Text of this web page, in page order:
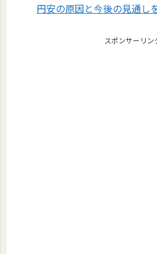
円安の原因と今後の見通し
スポンサーリン